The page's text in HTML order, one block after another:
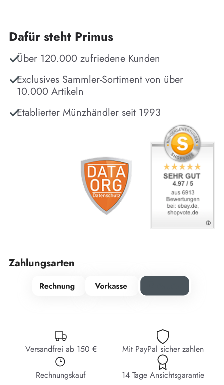
Dafür steht Primus
Über 120.000 zufriedene Kunden
Exclusives Sammler-Sortiment von über
10.000 Artikeln
Etablierter Münzhändler seit 1993
Zahlungsarten
Versandfrei ab 150 € Mit PayPal sicher zahlen
Rechnungskauf 14 Tage Ansichtsgarantie